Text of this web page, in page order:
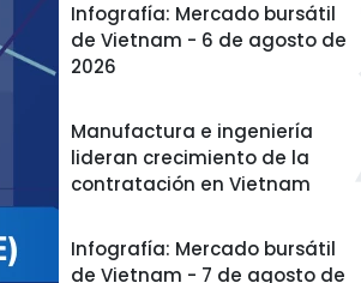
Infografía: Mercado bursátil
de Vietnam - 6 de agosto de
2026
Manufactura e ingeniería
lideran crecimiento de la
contratación en Vietnam
Infografía: Mercado bursátil
de Vietnam - 7 de agosto de